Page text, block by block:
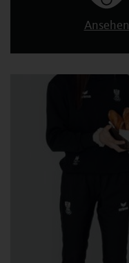
Ansehen